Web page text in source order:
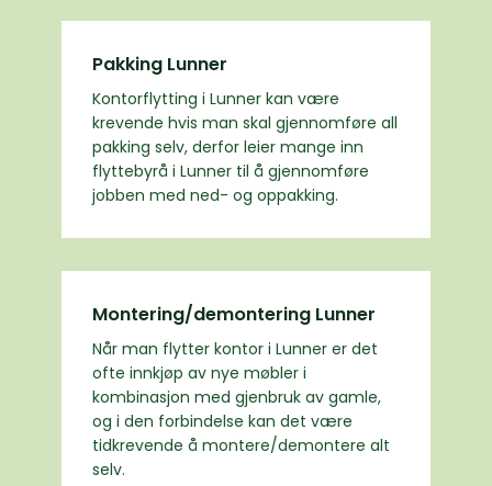
Pakking Lunner
Kontorflytting i Lunner kan være
krevende hvis man skal gjennomføre all
pakking selv, derfor leier mange inn
flyttebyrå i Lunner til å gjennomføre
jobben med ned- og oppakking.
Montering/demontering Lunner
Når man flytter kontor i Lunner er det
ofte innkjøp av nye møbler i
kombinasjon med gjenbruk av gamle,
og i den forbindelse kan det være
tidkrevende å montere/demontere alt
selv.